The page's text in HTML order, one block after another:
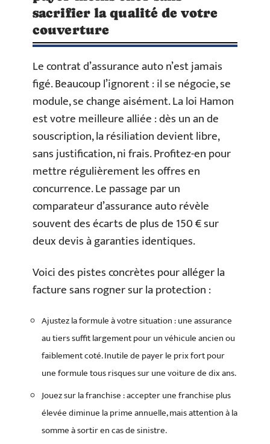
sacrifier la qualité de votre
couverture
Le contrat d’assurance auto n’est jamais
figé. Beaucoup l’ignorent : il se négocie, se
module, se change aisément. La loi Hamon
est votre meilleure alliée : dès un an de
souscription, la résiliation devient libre,
sans justification, ni frais. Profitez-en pour
mettre régulièrement les offres en
concurrence. Le passage par un
comparateur d’assurance auto révèle
souvent des écarts de plus de 150 € sur
deux devis à garanties identiques.
Voici des pistes concrètes pour alléger la
facture sans rogner sur la protection :
Ajustez la formule à votre situation : une assurance
au tiers suffit largement pour un véhicule ancien ou
faiblement coté. Inutile de payer le prix fort pour
une formule tous risques sur une voiture de dix ans.
Jouez sur la franchise : accepter une franchise plus
élevée diminue la prime annuelle, mais attention à la
somme à sortir en cas de sinistre.